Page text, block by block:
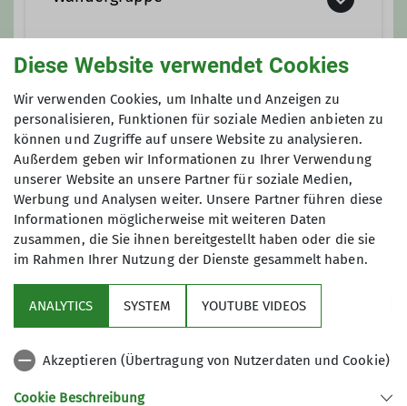
Wir wandern bei Streckenlängen
zwischen 12 und 20 km jeden zweiten
und vierten Sonntag im Monat.
Kontakt aufnehmen
Details
Anmeldung bis
06.08.2026
Sektion
Gruppen im Fokus
Diese Website verwendet Cookies
Wir verwenden Cookies, um Inhalte und Anzeigen zu
personalisieren, Funktionen für soziale Medien anbieten zu
können und Zugriffe auf unsere Website zu analysieren.
Außerdem geben wir Informationen zu Ihrer Verwendung
unserer Website an unsere Partner für soziale Medien,
Werbung und Analysen weiter. Unsere Partner führen diese
Informationen möglicherweise mit weiteren Daten
zusammen, die Sie ihnen bereitgestellt haben oder die sie
im Rahmen Ihrer Nutzung der Dienste gesammelt haben.
ANALYTICS SYSTEM YOUTUBE VIDEOS
Akzeptieren (Übertragung von Nutzerdaten und Cookie)
Cookie Beschreibung